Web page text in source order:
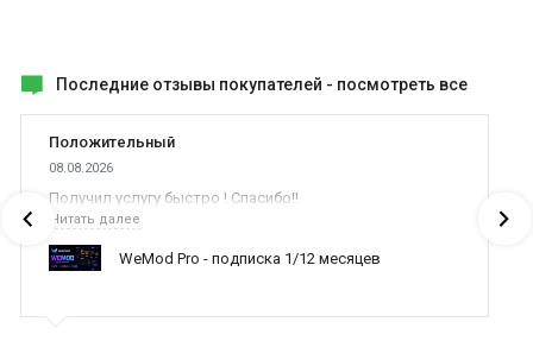
Последние отзывы покупателей - посмотреть все
Положительный
08.08.2026
Получил услугу быстро ! Спасибо!!
Читать далее
WeMod Pro - подписка 1/12 месяцев